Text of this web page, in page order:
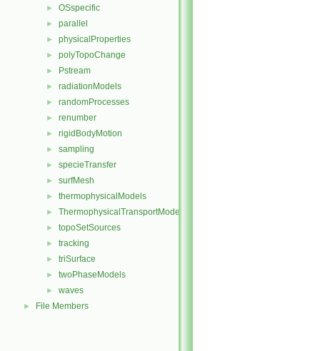
► OSspecific
► parallel
► physicalProperties
► polyTopoChange
► Pstream
► radiationModels
► randomProcesses
► renumber
► rigidBodyMotion
► sampling
► specieTransfer
► surfMesh
► thermophysicalModels
► ThermophysicalTransportModels
► topoSetSources
► tracking
► triSurface
► twoPhaseModels
► waves
► File Members